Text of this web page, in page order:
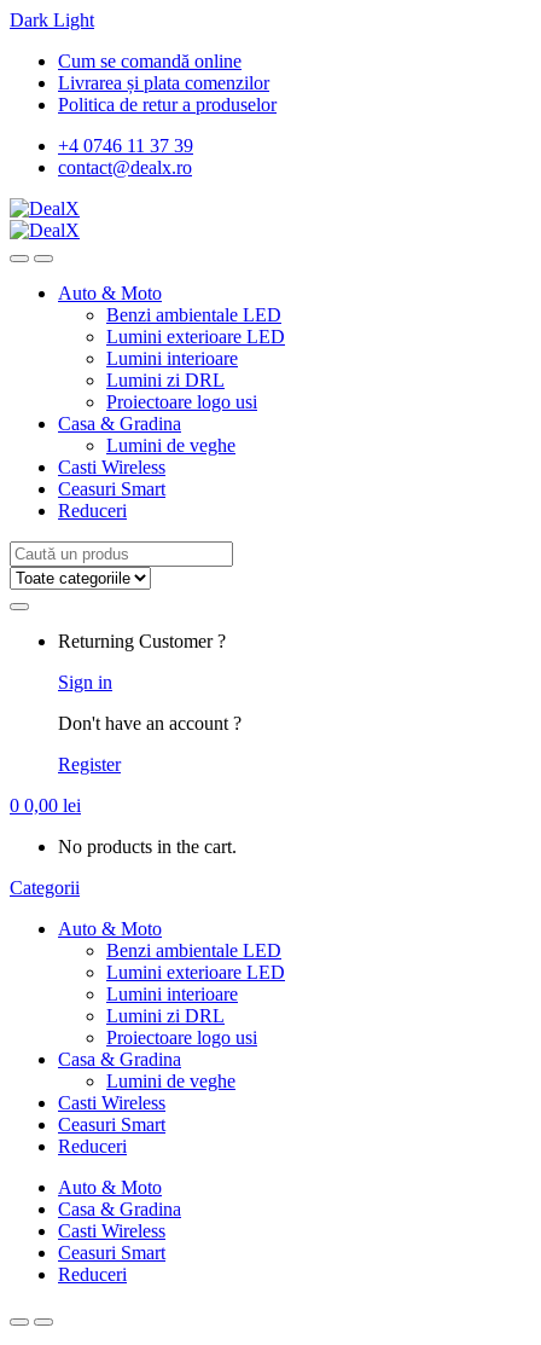
Dark Light
Skip
navigation
Skip
content
Cum se comandă online
Livrarea și plata comenzilor
Politica de retur a produselor
+4 0746 11 37 39
contact@dealx.ro
Auto & Moto
Benzi ambientale LED
Lumini exterioare LED
Lumini interioare
Lumini zi DRL
Proiectoare logo usi
Casa & Gradina
Lumini de veghe
Casti Wireless
Ceasuri Smart
Reduceri
Search
for:
Returning Customer ?
Sign in
Don't have an account ?
Register
0 0,00 lei
No products in the cart.
Categorii
Auto & Moto
Benzi ambientale LED
Lumini exterioare LED
Lumini interioare
Lumini zi DRL
Proiectoare logo usi
Casa & Gradina
Lumini de veghe
Casti Wireless
Ceasuri Smart
Reduceri
Auto & Moto
Casa & Gradina
Casti Wireless
Ceasuri Smart
Reduceri